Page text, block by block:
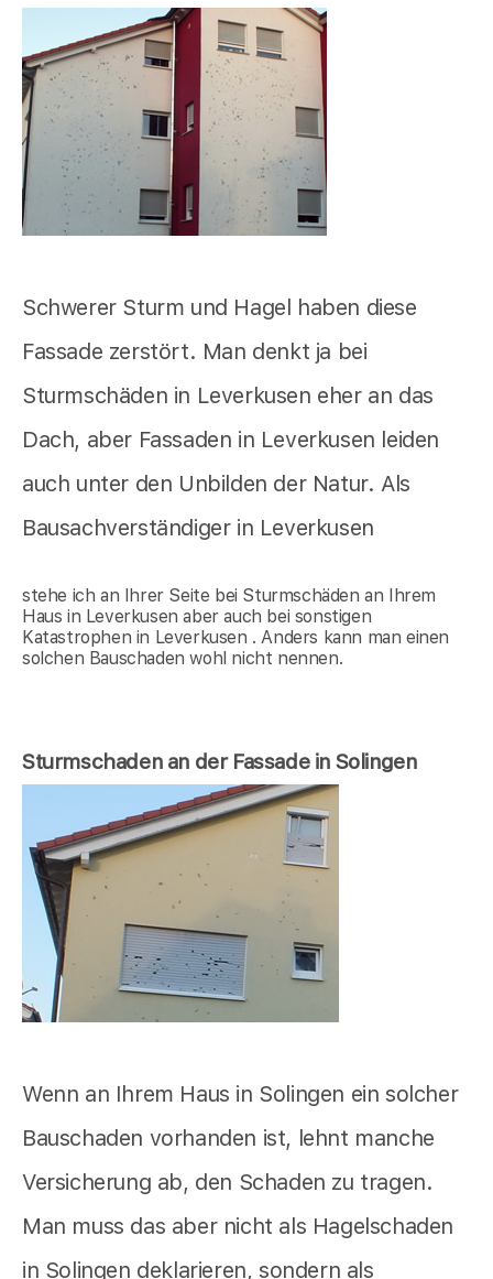
Schwerer Sturm und Hagel haben diese
Fassade zerstört. Man denkt ja bei
Sturmschäden in Leverkusen eher an das
Dach, aber Fassaden in Leverkusen leiden
auch unter den Unbilden der Natur. Als
Bausachverständiger in Leverkusen
stehe ich an Ihrer Seite bei Sturmschäden an Ihrem
Haus in Leverkusen aber auch bei sonstigen
Katastrophen in Leverkusen . Anders kann man einen
solchen Bauschaden wohl nicht nennen.
Sturmschaden an der Fassade in Solingen
Wenn an Ihrem Haus in Solingen ein solcher
Bauschaden vorhanden ist, lehnt manche
Versicherung ab, den Schaden zu tragen.
Man muss das aber nicht als Hagelschaden
in Solingen deklarieren, sondern als